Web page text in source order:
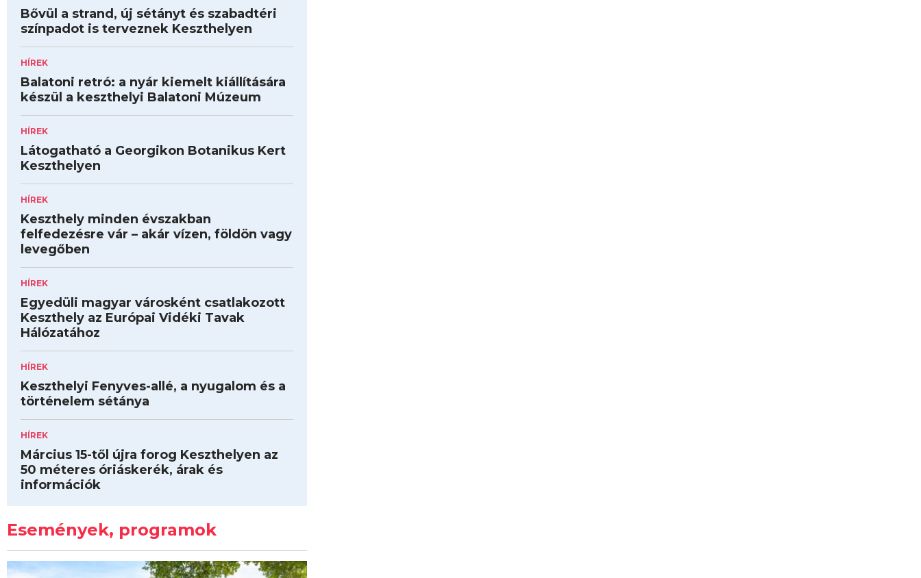
Bővül a strand, új sétányt és szabadtéri
színpadot is terveznek Keszthelyen
HÍREK
Balatoni retró: a nyár kiemelt kiállítására
készül a keszthelyi Balatoni Múzeum
HÍREK
Látogatható a Georgikon Botanikus Kert
Keszthelyen
HÍREK
Keszthely minden évszakban
felfedezésre vár – akár vízen, földön vagy
levegőben
HÍREK
Egyedüli magyar városként csatlakozott
Keszthely az Európai Vidéki Tavak
Hálózatához
HÍREK
Keszthelyi Fenyves-allé, a nyugalom és a
történelem sétánya
HÍREK
Március 15-től újra forog Keszthelyen az
50 méteres óriáskerék, árak és
információk
Események, programok